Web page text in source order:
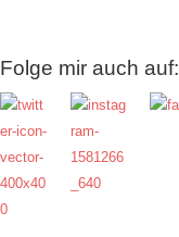
Folge mir auch auf: